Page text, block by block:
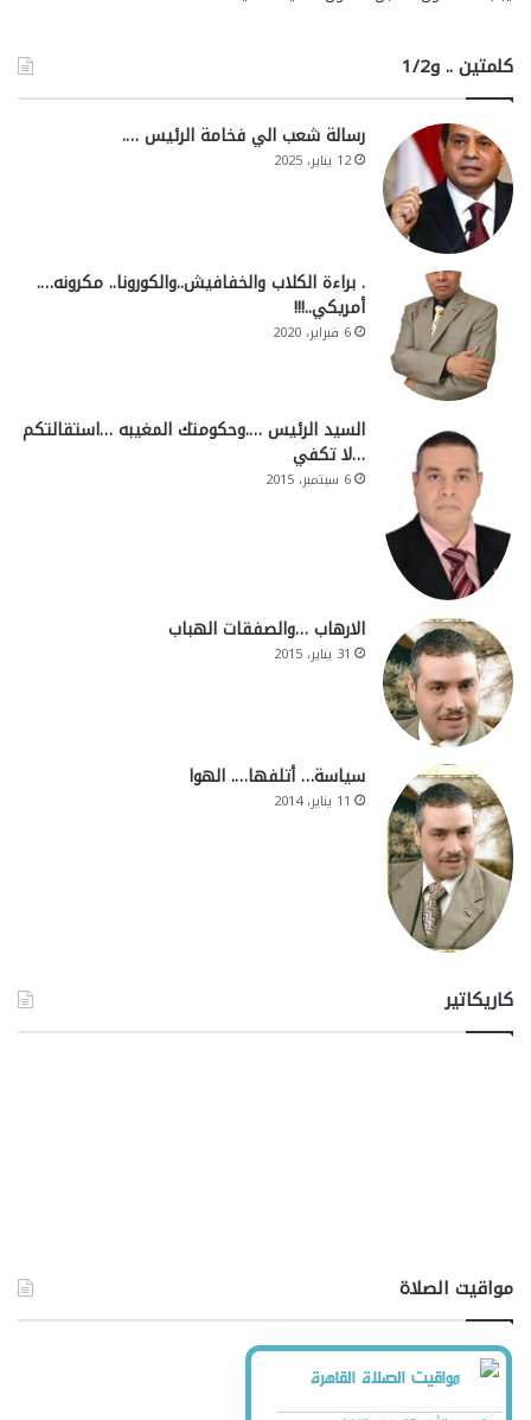
كلمتين .. و1/2
رسالة شعب الي فخامة الرئيس ….
12 يناير، 2025
. براءة الكلاب والخفافيش..والكورونا.. مكرونه….
أمريكي..!!!
6 فبراير، 2020
السيد الرئيس ….وحكومتك المغيبه …استقالتكم
…لا تكفي
6 سبتمبر، 2015
الارهاب …والصفقات الهباب
31 يناير، 2015
سياسة… أتلفها…. الهوا
11 يناير، 2014
كاريكاتير
مواقيت الصلاة